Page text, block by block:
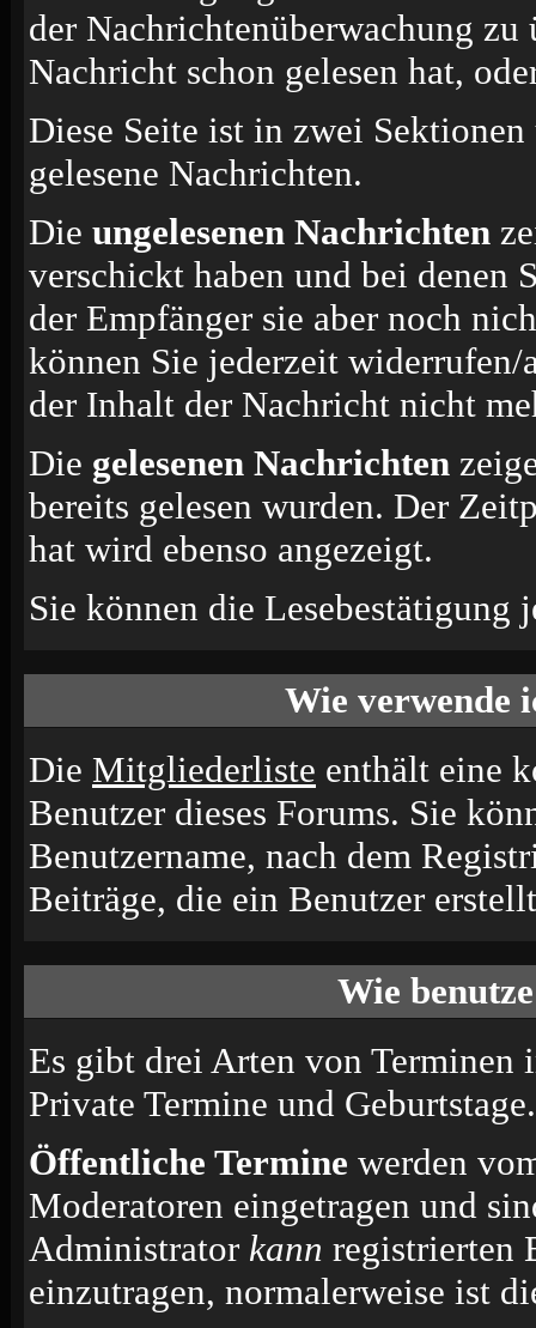
der Nachrichtenüberwachung
Nachricht schon gelesen hat,
Diese Seite ist in zwei
gelesene Nachrichten.
Die ungelesenen Nachrichten
verschickt haben und bei denen
der Empfänger sie aber noch
können Sie jederzeit
der Inhalt der Nachricht nicht
Die gelesenen Nachrichten
bereits gelesen wurden. Der
hat wird ebenso angezeigt.
Sie können die Lesebestätigung
Wie verwende
Die Mitgliederliste enthält eine
Benutzer dieses Forums. Sie
Benutzername, nach dem
Beiträge, die ein Benutzer
Wie
Es gibt drei Arten von Terminen
Private Termine und Geburtstage.
Öffentliche Termine werden
Moderatoren eingetragen und
Administrator kann registrierten
einzutragen, normalerweise ist